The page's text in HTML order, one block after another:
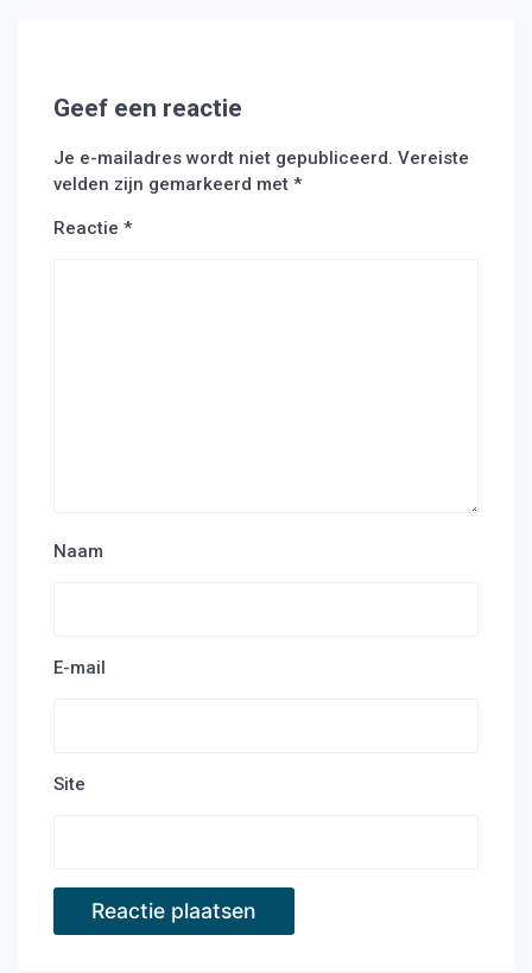
Geef een reactie
Je e-mailadres wordt niet gepubliceerd. Vereiste
velden zijn gemarkeerd met *
Reactie *
Naam
E-mail
Site